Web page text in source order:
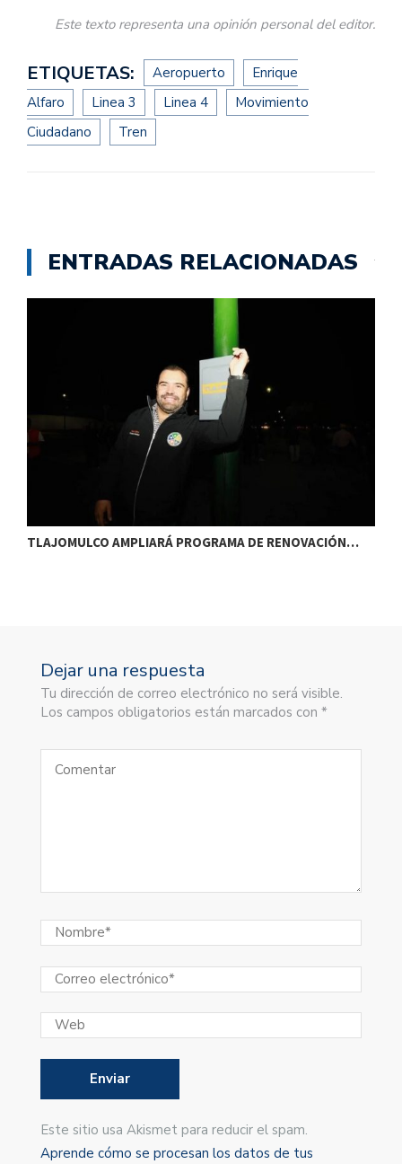
Este texto representa una opinión personal del editor.
ETIQUETAS: Aeropuerto
Enrique
Alfaro
Linea 3 Linea 4
Movimiento
Ciudadano
Tren
ENTRADAS RELACIONADAS
TLAJOMULCO AMPLIARÁ PROGRAMA DE RENOVACIÓN…
Dejar una respuesta
Tu dirección de correo electrónico no será visible.
Los campos obligatorios están marcados con *
Este sitio usa Akismet para reducir el spam.
Aprende cómo se procesan los datos de tus